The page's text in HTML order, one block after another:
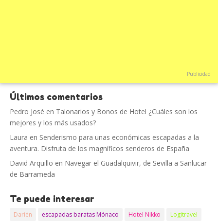
Publicidad
Últimos comentarios
Pedro José en Talonarios y Bonos de Hotel ¿Cuáles son los
mejores y los más usados?
Laura en Senderismo para unas económicas escapadas a la
aventura. Disfruta de los magníficos senderos de España
David Arquillo en Navegar el Guadalquivir, de Sevilla a Sanlucar
de Barrameda
Te puede interesar
Darién escapadas baratas Mónaco Hotel Nikko
Logitravel